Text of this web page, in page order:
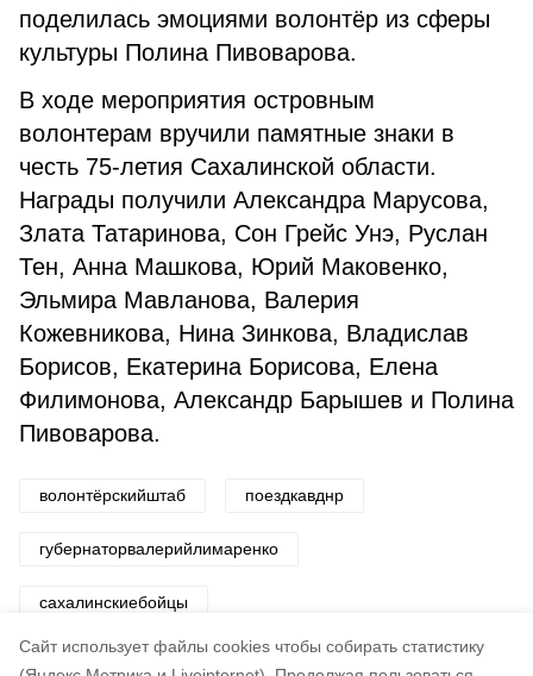
Cайт использует файлы cookies чтобы собирать статистику
поделилась эмоциями волонтёр из сферы
культуры Полина Пивоварова.
В ходе мероприятия островным
волонтерам вручили памятные знаки в
честь 75-летия Сахалинской области.
Награды получили Александра Марусова,
Злата Татаринова, Сон Грейс Унэ, Руслан
Тен, Анна Машкова, Юрий Маковенко,
Эльмира Мавланова, Валерия
Кожевникова, Нина Зинкова, Владислав
Борисов, Екатерина Борисова, Елена
Филимонова, Александр Барышев и Полина
Пивоварова.
волонтёрскийштаб поездкавднр
губернаторвалерийлимаренко
сахалинскиебойцы
Авторы: Департамент информационной политики